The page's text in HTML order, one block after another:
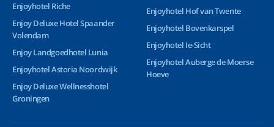
Enjoyhotel Riche
Enjoy Deluxe Hotel Spaander
Volendam
Enjoy Landgoedhotel Lunia
Enjoyhotel Astoria Noordwijk
Enjoy Deluxe Wellnesshotel
Groningen
Enjoyhotel Hof van Twente
Enjoyhotel Bovenkarspel
Enjoyhotel Ie-Sicht
Enjoyhotel Auberge de Moerse
Hoeve